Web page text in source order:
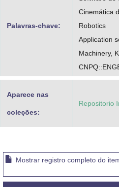
Palavras-chave:
Cinemática
Robotics
Application
Machinery,
Aparece nas
coleções:
Repositorio
Mostrar registro completo do